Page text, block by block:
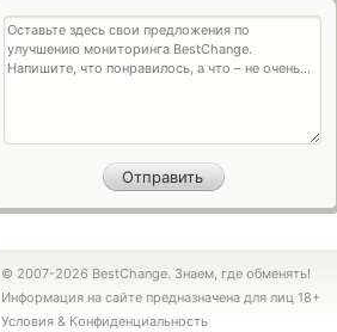
© 2007-2026 BestChange. Знаем, где обменять!
Информация на сайте предназначена для лиц 18+
Условия & Конфиденциальность